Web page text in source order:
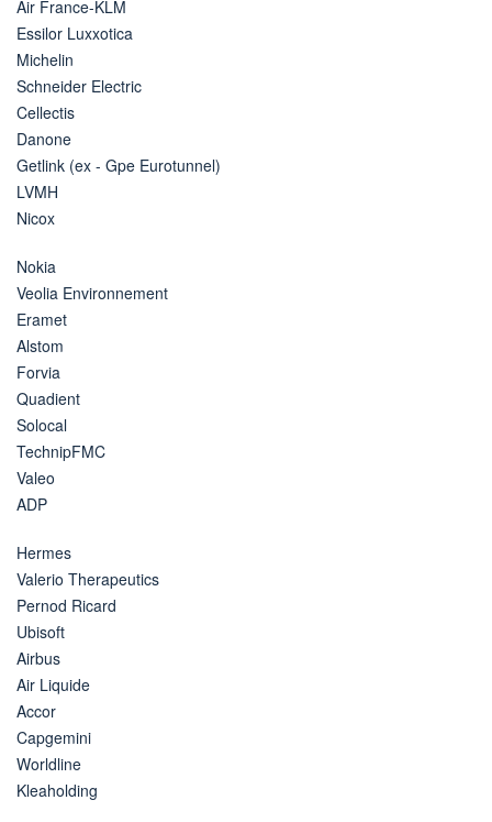
Air France-KLM
Essilor Luxxotica
Michelin
Schneider Electric
Cellectis
Danone
Getlink (ex - Gpe Eurotunnel)
LVMH
Nicox
Nokia
Veolia Environnement
Eramet
Alstom
Forvia
Quadient
Solocal
TechnipFMC
Valeo
ADP
Hermes
Valerio Therapeutics
Pernod Ricard
Ubisoft
Airbus
Air Liquide
Accor
Capgemini
Worldline
Kleaholding